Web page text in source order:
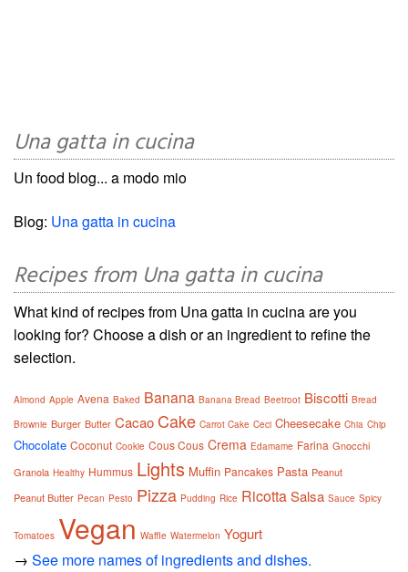
Una gatta in cucina
Un food blog... a modo mio
Blog: Una gatta in cucina
Recipes from Una gatta in cucina
What kind of recipes from Una gatta in cucina are you
looking for? Choose a dish or an ingredient to refine the
selection.
Almond Apple Avena Baked Banana Banana Bread Beetroot Biscotti Bread
Brownie Burger Butter Cacao Cake Carrot Cake Ceci Cheesecake Chia Chip
Chocolate Coconut Cookie Cous Cous Crema Edamame Farina Gnocchi
Granola Healthy Hummus Lights Muffin Pancakes Pasta Peanut
Peanut Butter Pecan Pesto Pizza Pudding Rice RicottaSalsa Sauce Spicy
Tomatoes Vegan Waffle Watermelon Yogurt
→ See more names of ingredients and dishes.